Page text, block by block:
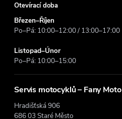
Otevírací doba
Březen–Říjen
Po–Pá: 10:00–12:00 / 13:00–17:00
Listopad–Únor
Po–Pá: 10:00–15:00
Servis motocyklů – Fany Moto
Hradišťská 906
686 03 Staré Město